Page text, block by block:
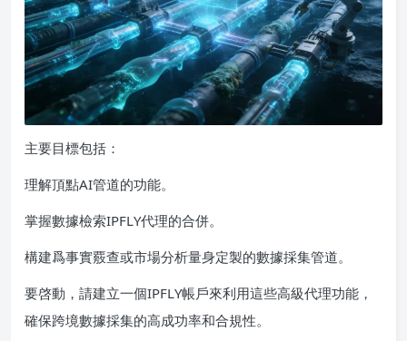
主要目標包括：
理解頂點AI管道的功能。
掌握數據檢索IPFLY代理的合併。
構建爲事實覈查或市場分析量身定製的數據採集管道。
要啓動，請建立一個IPFLY帳戶來利用這些高級代理功能，
確保跨境數據採集的高成功率和合規性。